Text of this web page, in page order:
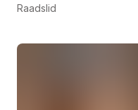
Raadslid